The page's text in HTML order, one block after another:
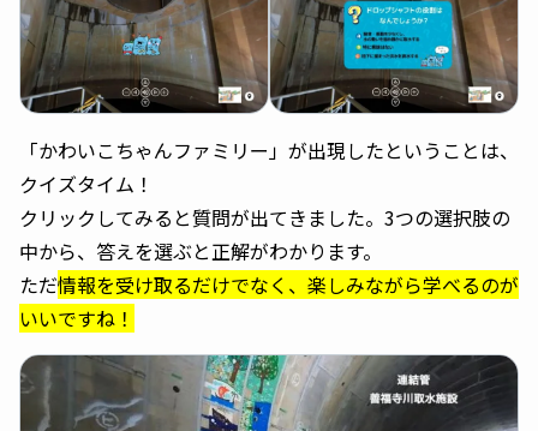
「かわいこちゃんファミリー」が出現したということは、
クイズタイム！
クリックしてみると質問が出てきました。3つの選択肢の
中から、答えを選ぶと正解がわかります。
ただ情報を受け取るだけでなく、楽しみながら学べるのが
いいですね！